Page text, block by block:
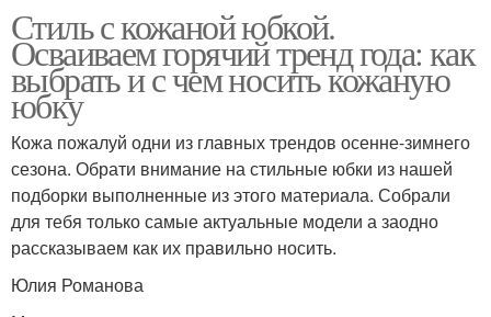
Стиль с кожаной юбкой.
Осваиваем горячий тренд года: как
выбрать и с чем носить кожаную
юбку
Кожа пожалуй одни из главных трендов осенне-зимнего
сезона. Обрати внимание на стильные юбки из нашей
подборки выполненные из этого материала. Собрали
для тебя только самые актуальные модели а заодно
рассказываем как их правильно носить.
Юлия Романова